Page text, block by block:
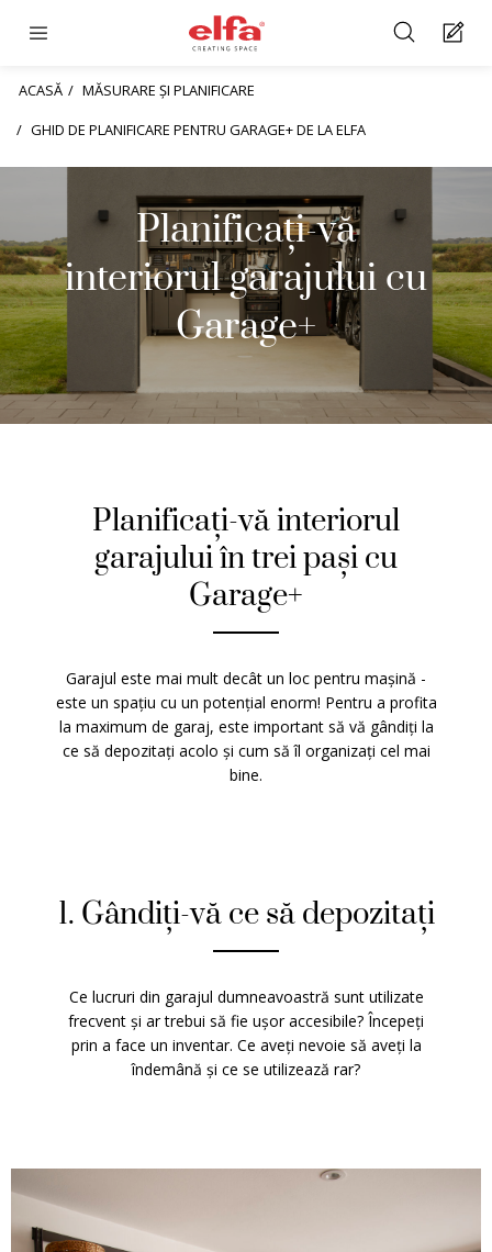
ACASĂ
MĂSURARE ȘI PLANIFICARE
GHID DE PLANIFICARE PENTRU GARAGE+ DE LA ELFA
Planificați-vă
interiorul garajului cu
Garage+
Planificați-vă interiorul
garajului în trei pași cu
Garage+
Garajul este mai mult decât un loc pentru mașină -
este un spațiu cu un potențial enorm! Pentru a profita
la maximum de garaj, este important să vă gândiți la
ce să depozitați acolo și cum să îl organizați cel mai
bine.
1. Gândiți-vă ce să depozitați
Ce lucruri din garajul dumneavoastră sunt utilizate
frecvent și ar trebui să fie ușor accesibile? Începeți
prin a face un inventar. Ce aveți nevoie să aveți la
îndemână și ce se utilizează rar?